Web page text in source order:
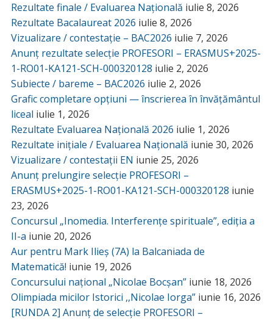
Rezultate finale / Evaluarea Națională iulie 8, 2026
Rezultate Bacalaureat 2026 iulie 8, 2026
Vizualizare / contestație – BAC2026 iulie 7, 2026
Anunț rezultate selecție PROFESORI – ERASMUS+2025-
1-RO01-KA121-SCH-000320128 iulie 2, 2026
Subiecte / bareme – BAC2026 iulie 2, 2026
Grafic completare opțiuni — înscrierea în învățământul
liceal iulie 1, 2026
Rezultate Evaluarea Națională 2026 iulie 1, 2026
Rezultate inițiale / Evaluarea Națională iunie 30, 2026
Vizualizare / contestații EN iunie 25, 2026
Anunț prelungire selecție PROFESORI –
ERASMUS+2025-1-RO01-KA121-SCH-000320128 iunie
23, 2026
Concursul „Inomedia. Interferențe spirituale”, ediția a
II-a iunie 20, 2026
Aur pentru Mark Ilieș (7A) la Balcaniada de
Matematică! iunie 19, 2026
Concursului național „Nicolae Bocșan” iunie 18, 2026
Olimpiada micilor Istorici ,,Nicolae Iorga” iunie 16, 2026
[RUNDA 2] Anunț de selecție PROFESORI –